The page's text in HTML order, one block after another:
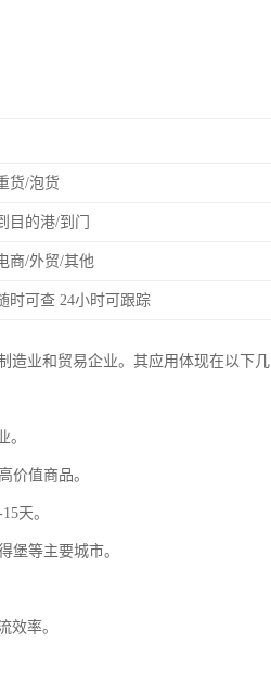
货/泡货
目的港/到门
商/外贸/其他
时可查 24小时可跟踪
造业和贸易企业。其应用体现在以下几
。
价值商品。
天。
堡等主要城市。
效率。